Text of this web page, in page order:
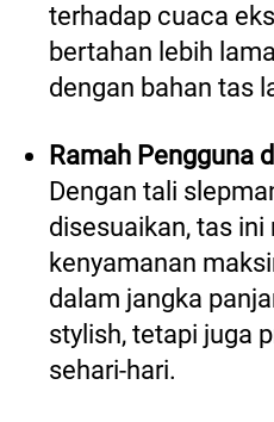
terhadap cuaca
bertahan lebih
dengan bahan tas
Dengan tali
disesuaikan, tas
kenyamanan
dalam jangka
stylish, tetapi juga
sehari-hari.